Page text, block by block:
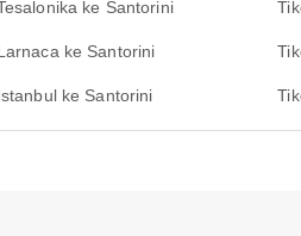
ke Santorini
ke Santorini
ke Santorini